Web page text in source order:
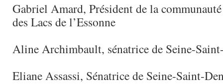
Gabriel Amard, Président de la
des Lacs de l’Essonne
Aline Archimbault, sénatrice de Seine-
Eliane Assassi, Sénatrice de Seine-Saint-